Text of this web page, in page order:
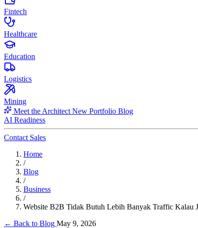
Fintech
Healthcare
Education
Logistics
Mining
Meet the Architect New Portfolio Blog
AI Readiness
Contact Sales
Home
/
Blog
/
Business
/
Website B2B Tidak Butuh Lebih Banyak Traffic Kalau
← Back to Blog May 9, 2026